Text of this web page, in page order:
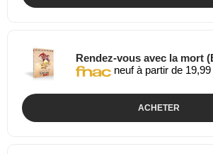
Rendez-vous avec la mort
neuf à partir de 19,99
ACHETER